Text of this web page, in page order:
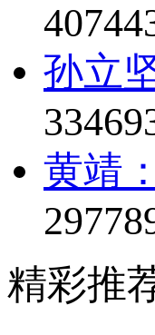
孙立
黄靖
精彩推